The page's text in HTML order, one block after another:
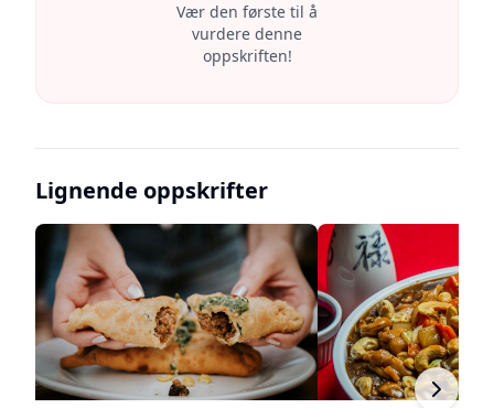
Vær den første til å
vurdere denne
oppskriften!
Lignende oppskrifter